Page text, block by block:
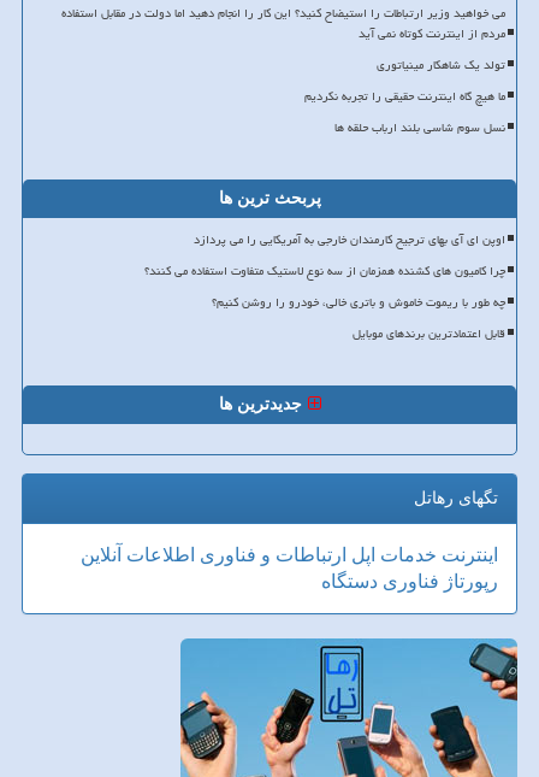
می خواهید وزیر ارتباطات را استیضاح کنید؟ این کار را انجام دهید اما دولت در مقابل استفاده
مردم از اینترنت کوتاه نمی آید
تولد یک شاهکار مینیاتوری
ما هیچ گاه اینترنت حقیقی را تجربه نکردیم
نسل سوم شاسی بلند ارباب حلقه ها
پربحث ترین ها
اوپن ای آی بهای ترجیح کارمندان خارجی به آمریکایی را می پردازد
چرا کامیون های کشنده همزمان از سه نوع لاستیک متفاوت استفاده می کنند؟
چه طور با ریموت خاموش و باتری خالی، خودرو را روشن کنیم؟
قابل اعتمادترین برندهای موبایل
جدیدترین ها
تگهای رهاتل
اینترنت خدمات اپل ارتباطات و فناوری اطلاعات آنلاین
رپورتاژ فناوری دستگاه